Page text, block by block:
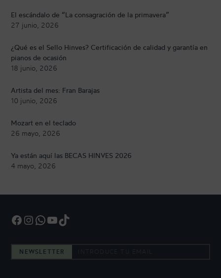
El escándalo de “La consagración de la primavera”
27 junio, 2026
¿Qué es el Sello Hinves? Certificación de calidad y garantía en
pianos de ocasión
18 junio, 2026
Artista del mes: Fran Barajas
10 junio, 2026
Mozart en el teclado
26 mayo, 2026
Ya están aquí las BECAS HINVES 2026
4 mayo, 2026
Facebook InstagramWhatsApp YouTube TikTok
NEWSLETTER